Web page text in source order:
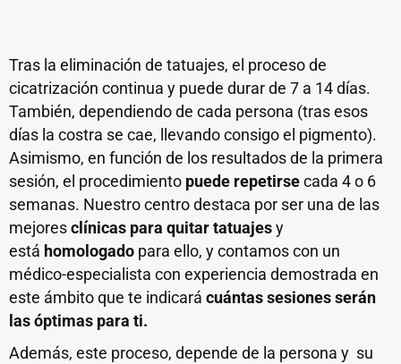
Tras la eliminación de tatuajes, el proceso de
cicatrización continua y puede durar de 7 a 14 días.
También, dependiendo de cada persona (tras esos
días la costra se cae, llevando consigo el pigmento).
Asimismo, en función de los resultados de la primera
sesión, el procedimiento puede repetirsecada 4 o 6
semanas. Nuestro centro destaca por ser una de las
mejoresclínicas para quitar tatuajesy
está homologado para ello, y contamos con un
médico-especialista con experiencia demostrada en
este ámbito que te indicará cuántas sesiones serán
las óptimas para ti.
Además, este proceso, depende de la persona y su